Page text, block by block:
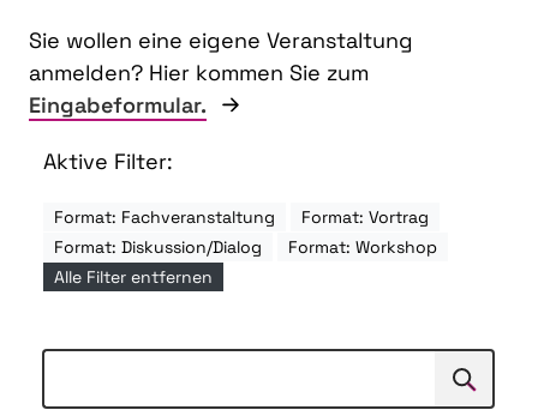
Sie wollen eine eigene Veranstaltung
anmelden? Hier kommen Sie zum
Eingabeformular.
Aktive Filter:
Format: Fachveranstaltung
Format: Vortrag
Format: Diskussion/Dialog
Format: Workshop
Alle Filter entfernen
Suchen